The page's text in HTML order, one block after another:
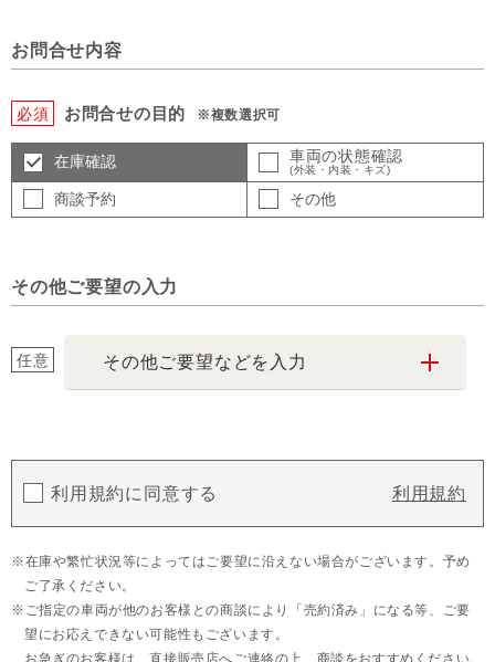
お問合せ内容
必須 お問合せの目的 ※複数選択可
在庫確認 車両の状態確認
(外装・内装・キズ)
商談予約 その他
その他ご要望の入力
任意 その他ご要望などを入力
利用規約に同意する 利用規約
在庫や繁忙状況等によってはご要望に沿えない場合がございます。予め
ご了承ください。
ご指定の車両が他のお客様との商談により「売約済み」になる等、ご要
望にお応えできない可能性もございます。
お急ぎのお客様は、直接販売店へご連絡の上、商談をおすすめください。